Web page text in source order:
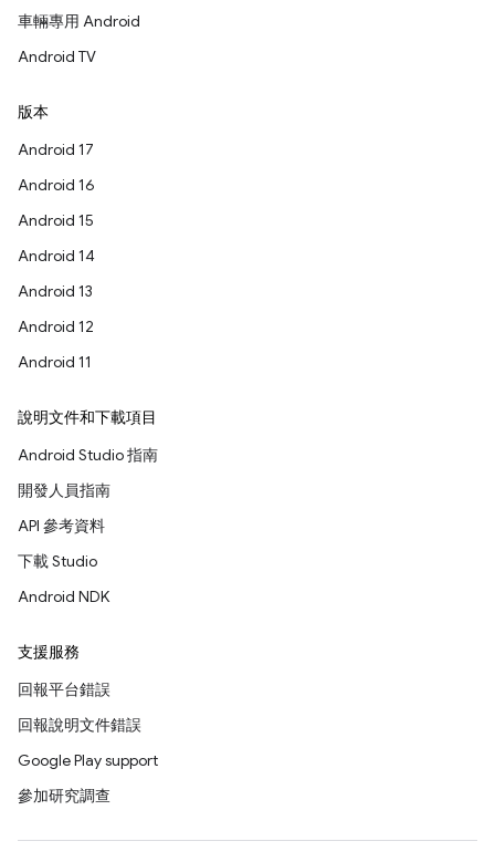
車輛專用 Android
Android TV
版本
Android 17
Android 16
Android 15
Android 14
Android 13
Android 12
Android 11
說明文件和下載項目
Android Studio 指南
開發人員指南
API 參考資料
下載 Studio
Android NDK
支援服務
回報平台錯誤
回報說明文件錯誤
Google Play support
參加研究調查